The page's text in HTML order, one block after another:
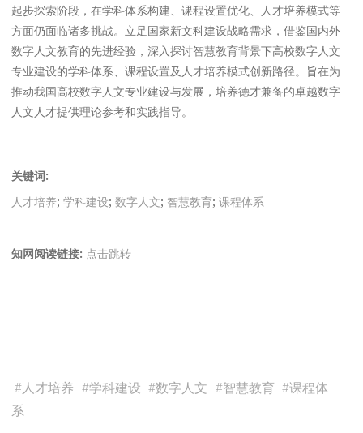
起步探索阶段，在学科体系构建、课程设置优化、人才培养模式等
方面仍面临诸多挑战。立足国家新文科建设战略需求，借鉴国内外
数字人文教育的先进经验，深入探讨智慧教育背景下高校数字人文
专业建设的学科体系、课程设置及人才培养模式创新路径。旨在为
推动我国高校数字人文专业建设与发展，培养德才兼备的卓越数字
人文人才提供理论参考和实践指导。
关键词:
人才培养;学科建设;数字人文; 智慧教育;课程体系
知网阅读链接: 点击跳转
#人才培养 #学科建设 #数字人文 #智慧教育 #课程体
系